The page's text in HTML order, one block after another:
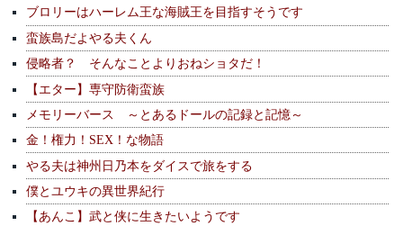
ブロリーはハーレム王な海賊王を目指すそうです
蛮族島だよやる夫くん
侵略者？ そんなことよりおねショタだ！
【エター】専守防衛蛮族
メモリーバース ～とあるドールの記録と記憶～
金！権力！SEX！な物語
やる夫は神州日乃本をダイスで旅をする
僕とユウキの異世界紀行
【あんこ】武と侠に生きたいようです